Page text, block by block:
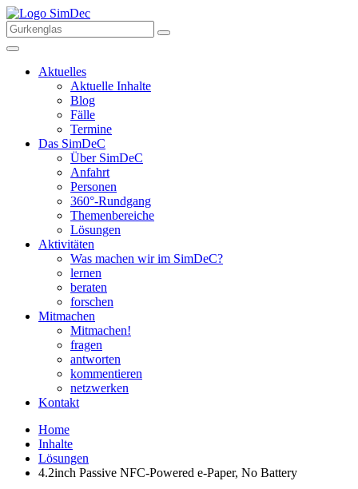
Aktuelles
Aktuelle Inhalte
Blog
Fälle
Termine
Das SimDeC
Über SimDeC
Anfahrt
Personen
360°-Rundgang
Themenbereiche
Lösungen
Aktivitäten
Was machen wir im SimDeC?
lernen
beraten
forschen
Mitmachen
Mitmachen!
fragen
antworten
kommentieren
netzwerken
Kontakt
Home
Inhalte
Lösungen
4.2inch Passive NFC-Powered e-Paper, No Battery